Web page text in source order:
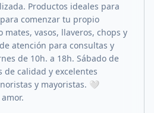
Productos ideales para
comenzar tu propio
vasos, llaveros, chops y
atención para consultas y
de 10h. a 18h. Sábado de
de calidad y excelentes
y mayoristas. 🤍